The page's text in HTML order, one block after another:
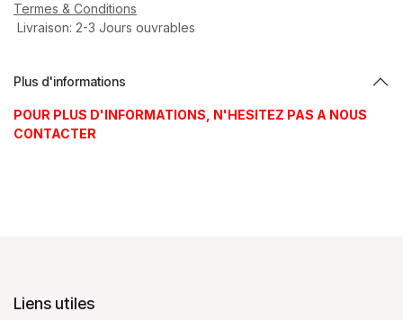
Termes & Conditions
Livraison: 2-3 Jours ouvrables
Plus d'informations
POUR PLUS D'INFORMATIONS, N'HESITEZ PAS A NOUS
CONTACTER
Liens utiles